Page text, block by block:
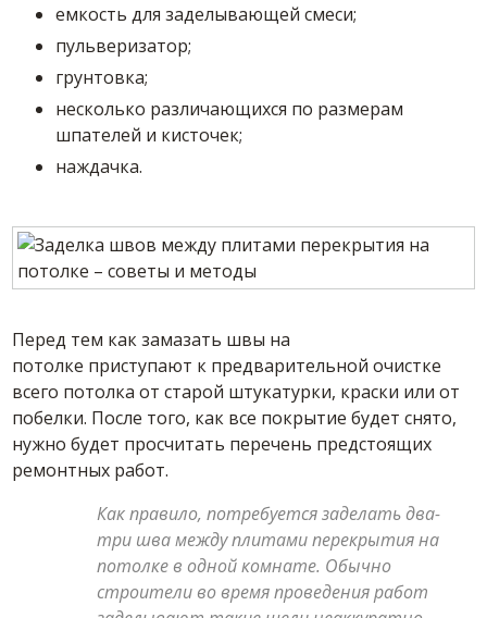
емкость для заделывающей смеси;
пульверизатор;
грунтовка;
несколько различающихся по размерам
шпателей и кисточек;
наждачка.
Перед тем как замазать швы на
потолке приступают к предварительной очистке
всего потолка от старой штукатурки, краски или от
побелки. После того, как все покрытие будет снято,
нужно будет просчитать перечень предстоящих
ремонтных работ.
Как правило, потребуется заделать два-
три шва между плитами перекрытия на
потолке в одной комнате. Обычно
строители во время проведения работ